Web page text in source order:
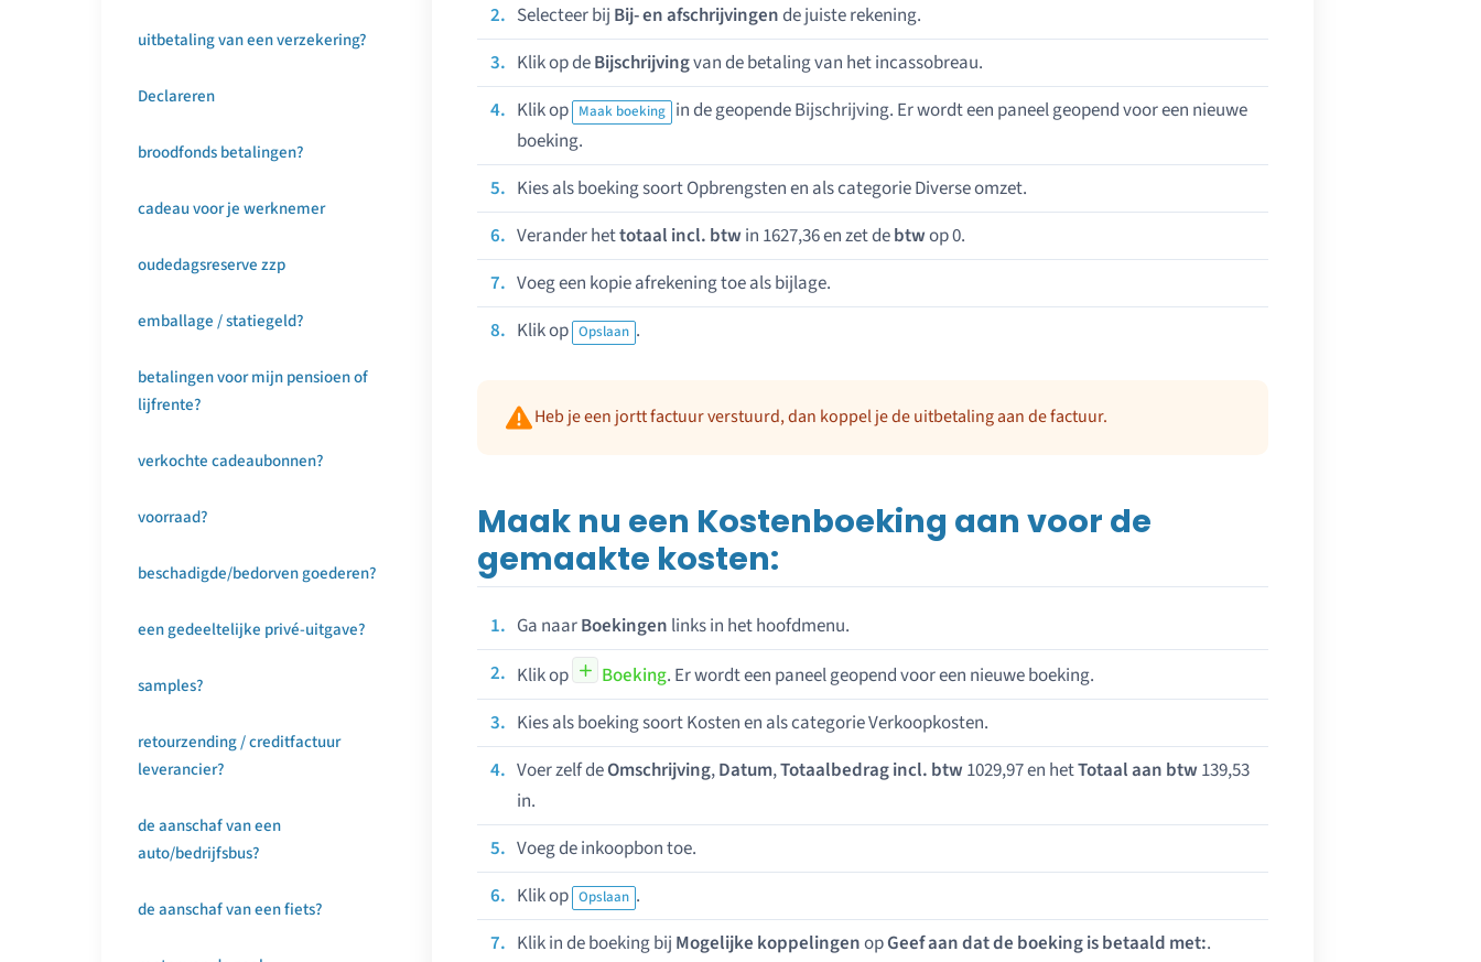
uitbetaling van een verzekering?
Declareren
broodfonds betalingen?
cadeau voor je werknemer
oudedagsreserve zzp
emballage / statiegeld?
betalingen voor mijn pensioen of
lijfrente?
verkochte cadeaubonnen?
voorraad?
beschadigde/bedorven goederen?
een gedeeltelijke privé-uitgave?
samples?
retourzending / creditfactuur
leverancier?
de aanschaf van een
auto/bedrijfsbus?
de aanschaf van een fiets?
Selecteer bij Bij- en afschrijvingende juiste rekening.
Klik op deBijschrijvingvan de betaling van het incassobreau.
Klik op Maak boeking in de geopende Bijschrijving. Er wordt een paneel geopend voor een nieuwe
boeking.
Kies als boeking soort Opbrengsten en als categorie Diverse omzet.
Verander hettotaal incl. btw in 1627,36 en zet debtwop 0.
Voeg een kopie afrekening toe als bijlage.
Klik op Opslaan .
Heb je een jortt factuur verstuurd, dan koppel je de uitbetaling aan de factuur.
Maak nu een Kostenboeking aan voor de
gemaakte kosten:
Ga naarBoekingen links in het hoofdmenu.
Klik op
Boeking. Er wordt een paneel geopend voor een nieuwe boeking.
Kies als boeking soort Kosten en als categorie Verkoopkosten.
Voer zelf deOmschrijving,Datum,Totaalbedrag incl. btw 1029,97 en hetTotaal aan btw 139,53
in.
Voeg de inkoopbon toe.
Klik op Opslaan .
Klik in de boeking bij Mogelijke koppelingenopGeef aan dat de boeking is betaald met:.